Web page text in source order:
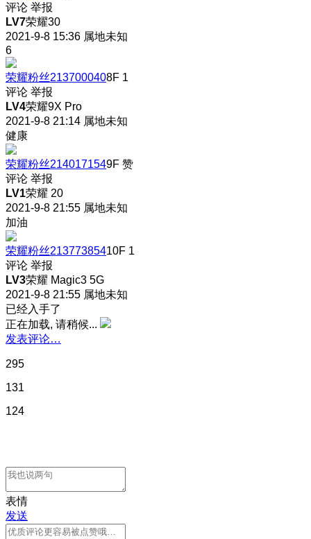
评论 举报
LV7荣耀30
2021-9-8 15:36 属地未知
6
荣耀粉丝2137000408F 1
评论 举报
LV4荣耀9X Pro
2021-9-8 21:14 属地未知
健康
荣耀粉丝2140171549F 赞
评论 举报
LV1荣耀 20
2021-9-8 21:55 属地未知
加油
荣耀粉丝21377385410F 1
评论 举报
LV3荣耀 Magic3 5G
2021-9-8 21:55 属地未知
已经入手了
正在加载, 请稍候...
发表评论…
295
131
124
表情
发送